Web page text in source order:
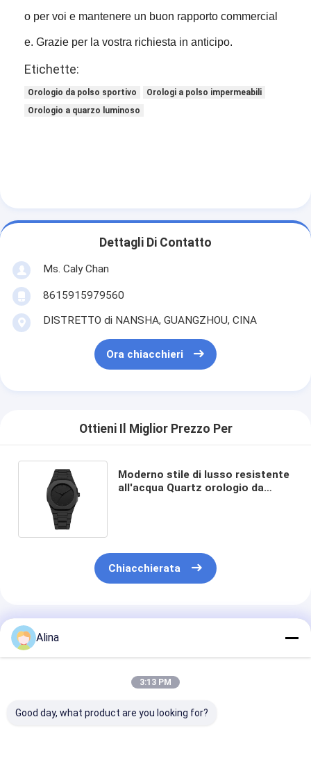
o per voi e mantenere un buon rapporto commercial
e. Grazie per la vostra richiesta in anticipo.
Etichette:
Orologio da polso sportivo
Orologi a polso impermeabili
Orologio a quarzo luminoso
Dettagli Di Contatto
Ms. Caly Chan
8615915979560
DISTRETTO di NANSHA, GUANGZHOU, CINA
Ora chiacchieri
Ottieni Il Miglior Prezzo Per
Moderno stile di lusso resistente
all'acqua Quartz orologio da
Chiacchierata
Prodotti Raccomandati
Alina
3:13 PM
Good day, what product are you looking for?